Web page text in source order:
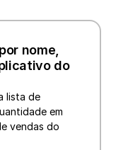
nome,
do
lista de
em
vendas do